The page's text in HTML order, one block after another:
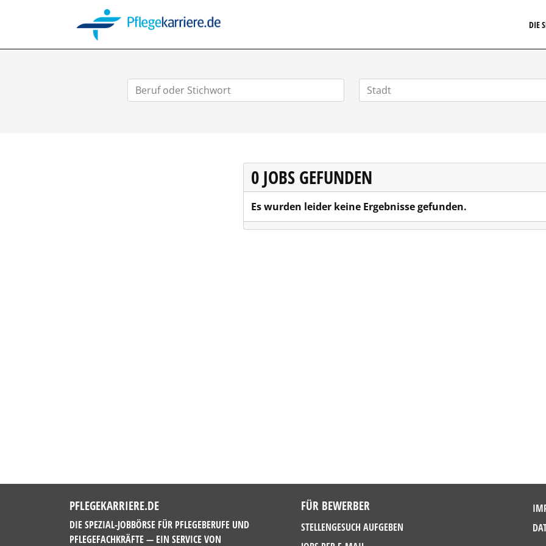
DIE
0 JOBS GEFUNDEN
Es wurden leider keine Ergebnisse gefunden.
PFLEGEKARRIERE.DE
DIE SPEZIAL-JOBBÖRSE FÜR PFLEGEBERUFE UND
PFLEGEFACHKRÄFTE — EIN SERVICE VON
FÜR BEWERBER
STELLENGESUCH AUFGEBEN